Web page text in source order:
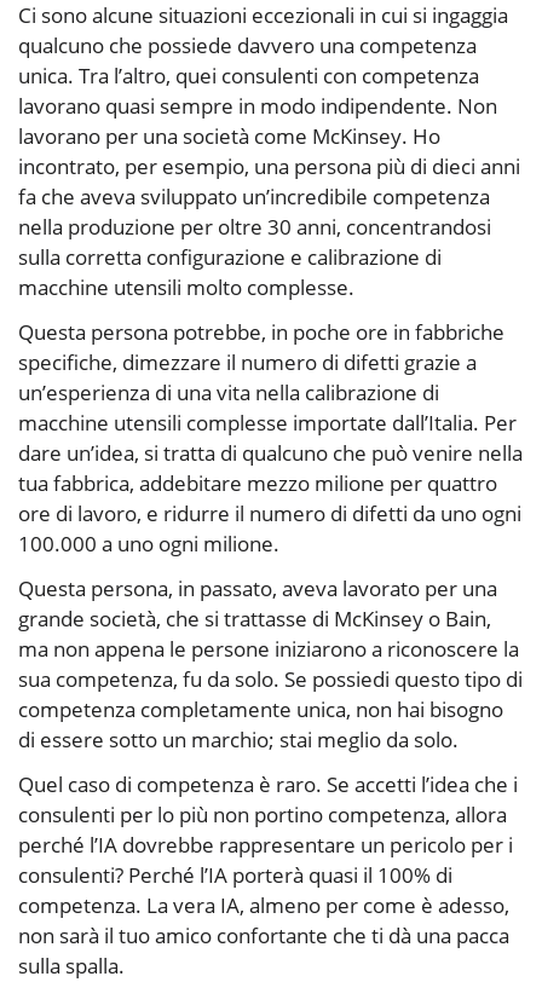
Ci sono alcune situazioni eccezionali in cui si ingaggia
qualcuno che possiede davvero una competenza
unica. Tra l’altro, quei consulenti con competenza
lavorano quasi sempre in modo indipendente. Non
lavorano per una società come McKinsey. Ho
incontrato, per esempio, una persona più di dieci anni
fa che aveva sviluppato un’incredibile competenza
nella produzione per oltre 30 anni, concentrandosi
sulla corretta configurazione e calibrazione di
macchine utensili molto complesse.
Questa persona potrebbe, in poche ore in fabbriche
specifiche, dimezzare il numero di difetti grazie a
un’esperienza di una vita nella calibrazione di
macchine utensili complesse importate dall’Italia. Per
dare un’idea, si tratta di qualcuno che può venire nella
tua fabbrica, addebitare mezzo milione per quattro
ore di lavoro, e ridurre il numero di difetti da uno ogni
100.000 a uno ogni milione.
Questa persona, in passato, aveva lavorato per una
grande società, che si trattasse di McKinsey o Bain,
ma non appena le persone iniziarono a riconoscere la
sua competenza, fu da solo. Se possiedi questo tipo di
competenza completamente unica, non hai bisogno
di essere sotto un marchio; stai meglio da solo.
Quel caso di competenza è raro. Se accetti l’idea che i
consulenti per lo più non portino competenza, allora
perché l’IA dovrebbe rappresentare un pericolo per i
consulenti? Perché l’IA porterà quasi il 100% di
competenza. La vera IA, almeno per come è adesso,
non sarà il tuo amico confortante che ti dà una pacca
sulla spalla.